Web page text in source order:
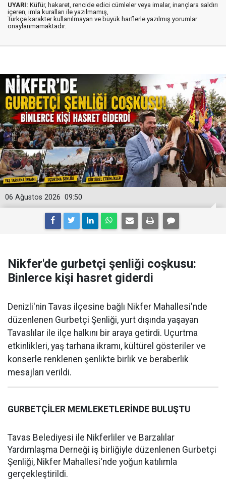
UYARI: Küfür, hakaret, rencide edici cümleler veya imalar, inançlara saldırı
içeren, imla kuralları ile yazılmamış,
Türkçe karakter kullanılmayan ve büyük harflerle yazılmış yorumlar
onaylanmamaktadır.
09:50
06 Ağustos 2026
Nikfer'de gurbetçi şenliği coşkusu:
Binlerce kişi hasret giderdi
Denizli'nin Tavas ilçesine bağlı Nikfer Mahallesi'nde
düzenlenen Gurbetçi Şenliği, yurt dışında yaşayan
Tavaslılar ile ilçe halkını bir araya getirdi. Uçurtma
etkinlikleri, yaş tarhana ikramı, kültürel gösteriler ve
konserle renklenen şenlikte birlik ve beraberlik
mesajları verildi.
GURBETÇİLER MEMLEKETLERİNDE BULUŞTU
Tavas Belediyesi ile Nikferliler ve Barzalılar
Yardımlaşma Derneği iş birliğiyle düzenlenen Gurbetçi
Şenliği, Nikfer Mahallesi'nde yoğun katılımla
gerçekleştirildi.